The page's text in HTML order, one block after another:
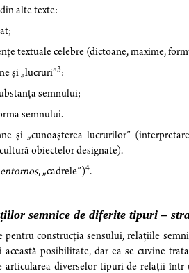
alte texte:
textuale celebre (dictoane, maxime,
şi „lucruri”3:
semnului;
semnului.
şi „cunoaşterea lucrurilor”
obiectelor designate).
entornos, „cadrele”)4.
semnice de diferite tipuri –
pentru construcția sensului, relațiile
această posibilitate, dar ea se cuvine
articularea diverselor tipuri de relații